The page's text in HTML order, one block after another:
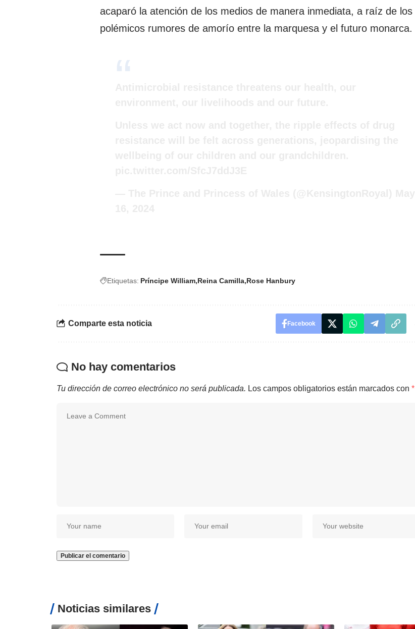
acaparó la atención de los medios de manera inmediata, a raíz de los
polémicos rumores de amorío entre la marquesa y el futuro monarca.
Etiquetas: Príncipe William Reina Camilla Rose Hanbury
Comparte esta noticia Facebook
No hay comentarios
Tu dirección de correo electrónico no será publicada. Los campos obligatorios están marcados con *
Noticias similares